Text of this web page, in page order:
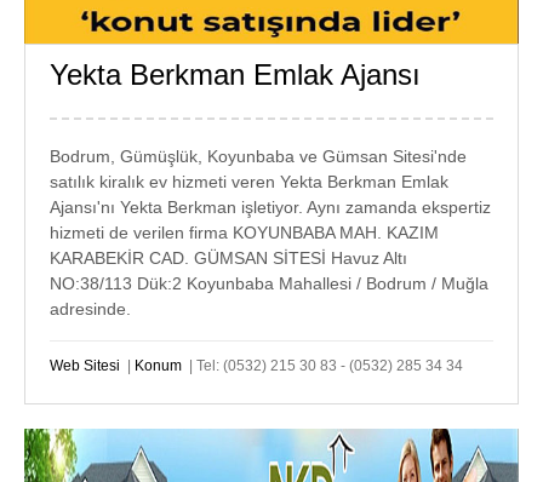
GÜMÜŞLÜK
Yekta Berkman Emlak Ajansı
Bodrum, Gümüşlük, Koyunbaba ve Gümsan Sitesi'nde
satılık kiralık ev hizmeti veren Yekta Berkman Emlak
Ajansı'nı Yekta Berkman işletiyor. Aynı zamanda ekspertiz
hizmeti de verilen firma KOYUNBABA MAH. KAZIM
KARABEKİR CAD. GÜMSAN SİTESİ Havuz Altı
NO:38/113 Dük:2 Koyunbaba Mahallesi / Bodrum / Muğla
adresinde.
Web Sitesi Konum | Tel: (0532) 215 30 83 - (0532) 285 34 34